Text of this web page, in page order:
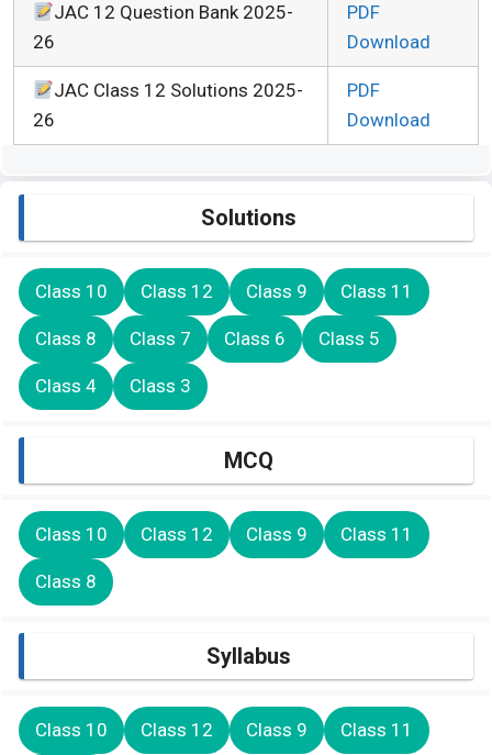
JAC 12 Question Bank 2025-
26
PDF
Download
JAC Class 12 Solutions 2025-
26
PDF
Download
Solutions
Class 10 Class 12 Class 9 Class 11
Class 8 Class 7 Class 6 Class 5
Class 4 Class 3
MCQ
Class 10 Class 12 Class 9 Class 11
Class 8
Syllabus
Class 10 Class 12 Class 9 Class 11